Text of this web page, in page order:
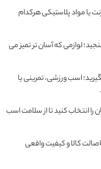
یا مواد پلاستیکی هرکدام
لوازمی که آسان ‌تر تمیز می‌
اسب ورزشی، تمرینی یا
را انتخاب کنید تا از سلامت اسب
کالا و کیفیت واقعی